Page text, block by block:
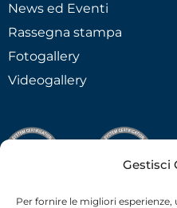
Gestisci
Per fornire le migliori
News ed Eventi
Rassegna stampa
Fotogallery
Videogallery